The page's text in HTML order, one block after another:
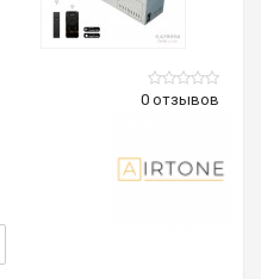
0 отзывов